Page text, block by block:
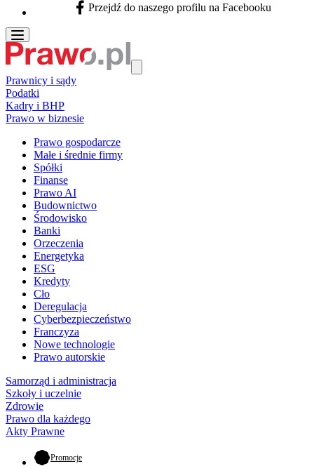
Facebook - otwiera się w nowej karcie
Przejdź do naszego profilu na Facebooku
Prawnicy i sądy
Podatki
Kadry i BHP
Prawo w biznesie
Prawo gospodarcze
Małe i średnie firmy
Spółki
Finanse
Prawo AI
Budownictwo
Środowisko
Banki
Orzeczenia
Energetyka
ESG
Kredyty
Cło
Deregulacja
Cyberbezpieczeństwo
Franczyza
Nowe technologie
Prawo autorskie
Samorząd i administracja
Szkoły i uczelnie
Zdrowie
Prawo dla każdego
Akty Prawne
Promocje- otwiera się w nowej karcie